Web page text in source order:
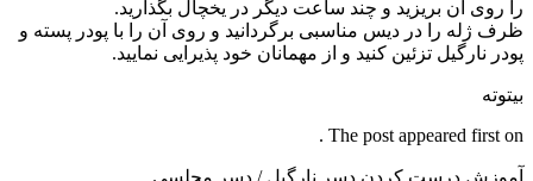
را روی آن بریزید و چند ساعت دیگر در یخچال بگذارید.
ظرف ژله را در دیس مناسبی برگردانید و روی آن را با پودر پسته و
پودر نارگیل تزئین کنید و از مهمانان خود پذیرایی نمایید.
بیتوته
The post appeared first on .